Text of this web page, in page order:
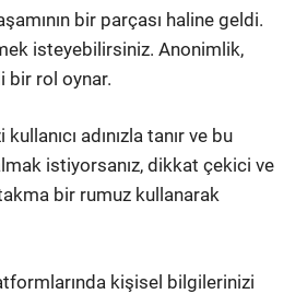
bir parçası haline geldi.
isteyebilirsiniz. Anonimlik,
bir rol oynar.
adınızla tanır ve bu
istiyorsanız, dikkat çekici ve
bir rumuz kullanarak
kişisel bilgilerinizi